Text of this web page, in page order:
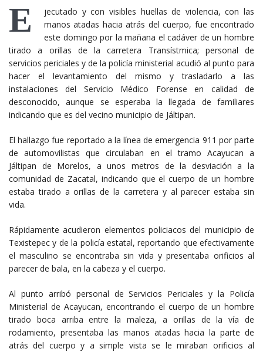
E
jecutado y con visibles huellas de violencia, con las
manos atadas hacia atrás del cuerpo, fue encontrado
este domingo por la mañana el cadáver de un hombre
tirado a orillas de la carretera Transístmica; personal de
servicios periciales y de la policía ministerial acudió al punto para
hacer el levantamiento del mismo y trasladarlo a las
instalaciones del Servicio Médico Forense en calidad de
desconocido, aunque se esperaba la llegada de familiares
indicando que es del vecino municipio de Jáltipan.
El hallazgo fue reportado a la línea de emergencia 911 por parte
de automovilistas que circulaban en el tramo Acayucan a
Jáltipan de Morelos, a unos metros de la desviación a la
comunidad de Zacatal, indicando que el cuerpo de un hombre
estaba tirado a orillas de la carretera y al parecer estaba sin
vida.
Rápidamente acudieron elementos policiacos del municipio de
Texistepec y de la policía estatal, reportando que efectivamente
el masculino se encontraba sin vida y presentaba orificios al
parecer de bala, en la cabeza y el cuerpo.
Al punto arribó personal de Servicios Periciales y la Policía
Ministerial de Acayucan, encontrando el cuerpo de un hombre
tirado boca arriba entre la maleza, a orillas de la vía de
rodamiento, presentaba las manos atadas hacia la parte de
atrás del cuerpo y a simple vista se le miraban orificios al